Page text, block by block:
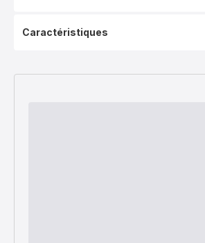
Caractéristiques